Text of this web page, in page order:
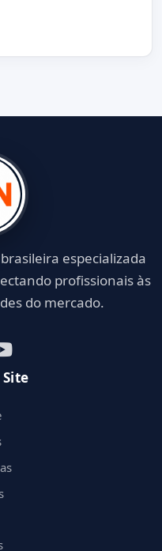
especializada
profissionais às
do mercado.